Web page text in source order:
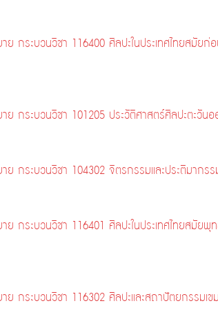
ย กระบวนวิชา 116400 ศิลปะในประเทศไทยสมัย
ย กระบวนวิชา 101205 ประวัติศาสตร์ศิลปะตะวัน
ย กระบวนวิชา 104302 จิตรกรรมและประติมากรร
ย กระบวนวิชา 116401 ศิลปะในประเทศไทยสมัย
ย กระบวนวิชา 116302 ศิลปะและสถาปัตยกรรมเข